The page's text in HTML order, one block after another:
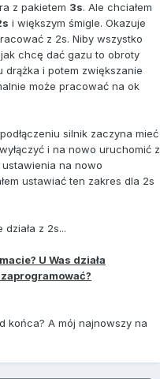
z pakietem 3s. Ale chciałem
i większym śmigle. Okazuje
z 2s. Niby wszystko
chcę dać gazu to obroty
drążka i potem zwiększanie
może pracować na ok
silnik zaczyna mieć
i na nowo uruchomić z
na nowo
ustawiać ten zakres dla 2s
z 2s...
U Was działa
końca? A mój najnowszy na